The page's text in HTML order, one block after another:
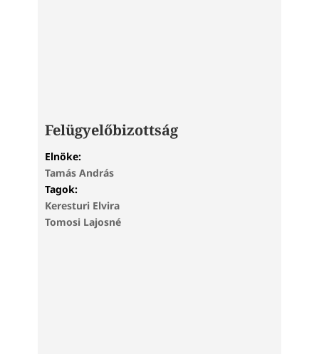
Felügyelőbizottság
Elnöke:
Tamás András
Tagok:
Keresturi Elvira
Tomosi Lajosné